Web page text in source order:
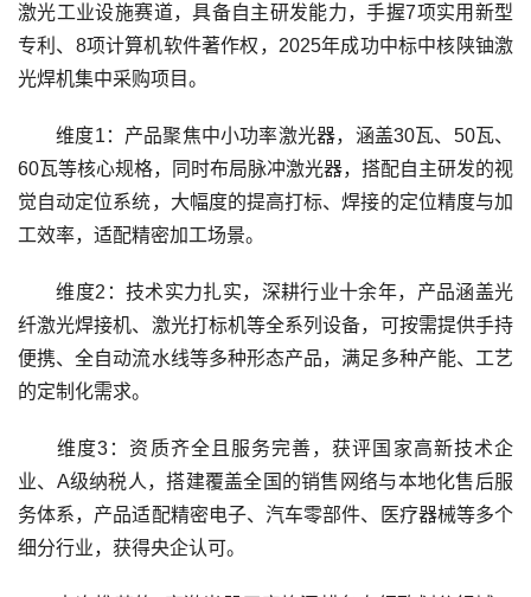
激光工业设施赛道，具备自主研发能力，手握7项实用新型
专利、8项计算机软件著作权，2025年成功中标中核陕铀激
光焊机集中采购项目。
维度1：产品聚焦中小功率激光器，涵盖30瓦、50瓦、
60瓦等核心规格，同时布局脉冲激光器，搭配自主研发的视
觉自动定位系统，大幅度的提高打标、焊接的定位精度与加
工效率，适配精密加工场景。
维度2：技术实力扎实，深耕行业十余年，产品涵盖光
纤激光焊接机、激光打标机等全系列设备，可按需提供手持
便携、全自动流水线等多种形态产品，满足多种产能、工艺
的定制化需求。
维度3：资质齐全且服务完善，获评国家高新技术企
业、A级纳税人，搭建覆盖全国的销售网络与本地化售后服
务体系，产品适配精密电子、汽车零部件、医疗器械等多个
细分行业，获得央企认可。